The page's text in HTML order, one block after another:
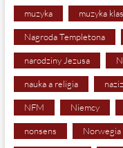
muzyka muzyka
Nagroda Templetona
narodziny Jezusa
nauka a religia
NFM Niemcy
nonsens Norwegia